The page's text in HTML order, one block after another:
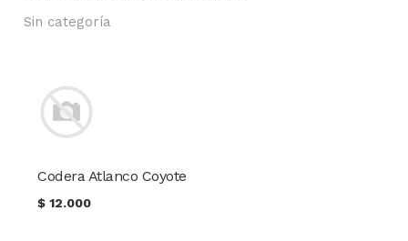
Sin categoría
Codera Atlanco Coyote
$12.000